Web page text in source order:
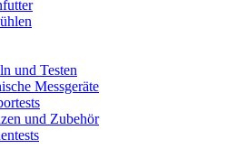
und Testen
Messgeräte
und Zubehör